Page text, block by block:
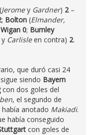
(Jeromey Gardner) 2 –
; Bolton (Elmander,
Wigan 0; Burnley
y Carlisleen contra) 2.
que duró casi 24
siendo Bayern
con dos goles del
, el segundo de
anotado Makiadi.
había conseguido
con goles de